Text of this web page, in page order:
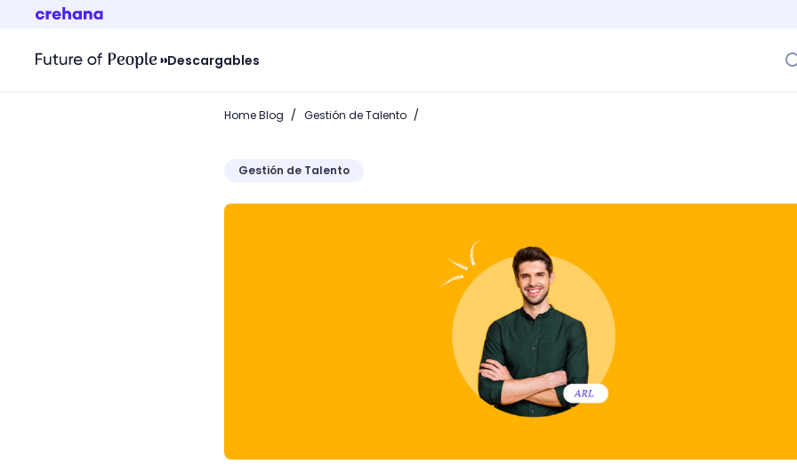
Descargables
Home Blog / Gestión de Talento /
Gestión de Talento
¿Qué son las ARL y cómo funcionan en Colombia?